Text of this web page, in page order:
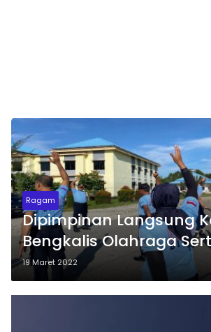
Ragam
Dipimpinan Langsung
Bengkalis Olahraga
Pagi Menjaga
Kesehatan Kanwil
19 Maret 2022